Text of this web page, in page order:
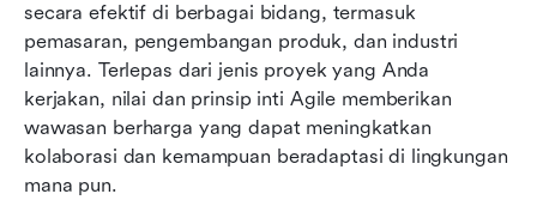
secara efektif di berbagai bidang, termasuk
pemasaran, pengembangan produk, dan industri
lainnya. Terlepas dari jenis proyek yang Anda
kerjakan, nilai dan prinsip inti Agile memberikan
wawasan berharga yang dapat meningkatkan
kolaborasi dan kemampuan beradaptasi di lingkungan
mana pun.